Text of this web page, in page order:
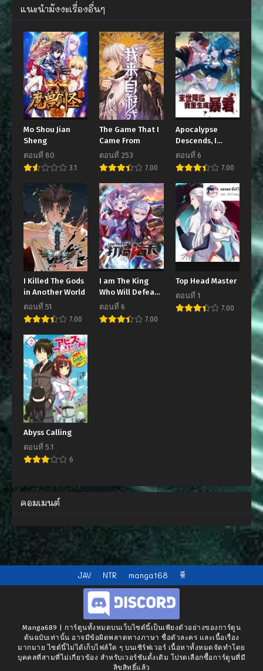
พฤษภาคม 21, 2005
ตอนที่ 19
พฤษภาคม 21, 2005
ตอนที่ 18
พฤษภาคม 21, 2005
ตอนที่ 17
พฤษภาคม 21, 2005
ตอนที่ 16
พฤษภาคม 21, 2005
ตอนที่ 15
พฤษภาคม 21, 2005
ตอนที่ 14
พฤษภาคม 21, 2005
ตอนที่ 13
พฤษภาคม 21, 2005
ตอนที่ 12
พฤษภาคม 21, 2005
ตอนที่ 11
พฤษภาคม 21, 2005
ตอนที่ 10
พฤษภาคม 21, 2005
ตอนที่ 9
พฤษภาคม 21, 2005
ตอนที่ 8
พฤษภาคม 21, 2005
ตอนที่ 7
พฤษภาคม 21, 2005
ตอนที่ 6
พฤษภาคม 21, 2005
ตอนที่ 5
พฤษภาคม 21, 2005
ตอนที่ 4
พฤษภาคม 21, 2005
ตอนที่ 3 ตอนที่ 2
ตอนที่ 1
พฤษภาคม 21, 2005
แนะนำมังงะเรื่องอื่นๆ
Mo Shou Jian
Sheng
ตอนที่ 80
3.1
The Game That I
Came From
ตอนที่ 253
7.00
Apocalypse
Descends, I
Reincarnated As
A Tyrant
ตอนที่ 6
7.00
I Killed The Gods
in Another World
ตอนที่ 51
7.00
I am The King
Who Will Defeat
All of The World
ตอนที่ 6
7.00
Top Head Master
ตอนที่ 1
7.00
Abyss Calling
ตอนที่ 5.1
6
คอมเมนต์
JAV NTR manga168 หี
Manga689 | การ์ตูนทั้งหมดบนเว็บไซต์นี้เป็นเพียงตัวอย่างของการ์ตูน
ต้นฉบับเท่านั้น อาจมีข้อผิดพลาดทางภาษา ชื่อตัวละคร และเนื้อเรื่อง
มากมาย ไซต์นี้ไม่ได้เก็บไฟล์ใด ๆ บนเซิร์ฟเวอร์ เนื้อหาทั้งหมดจัดทำโดย
บุคคลที่สามที่ไม่เกี่ยวข้อง สำหรับเวอร์ชันดั้งเดิม โปรดเลือกซื้อการ์ตูนที่มี
ลิขสิทธิ์แล้ว